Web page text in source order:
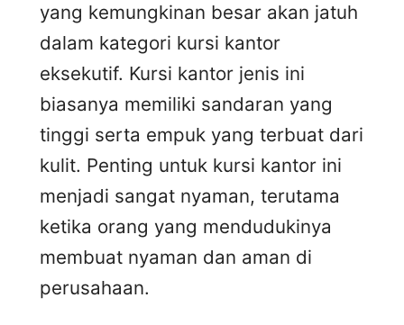
yang kemungkinan besar akan jatuh
dalam kategori kursi kantor
eksekutif. Kursi kantor jenis ini
biasanya memiliki sandaran yang
tinggi serta empuk yang terbuat dari
kulit. Penting untuk kursi kantor ini
menjadi sangat nyaman, terutama
ketika orang yang mendudukinya
membuat nyaman dan aman di
perusahaan.